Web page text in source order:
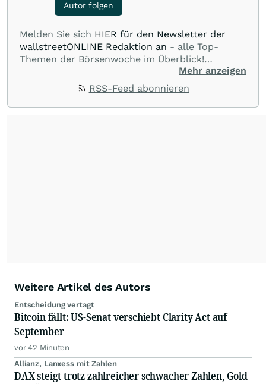
Autor folgen
Melden Sie sich HIER für den Newsletter der
wallstreetONLINE Redaktion an - alle Top-
Themen der Börsenwoche im Überblick!
Verpassen Sie kein wichtiges Anleger-Thema!Für
Beiträge auf diesem journalistischen Channel ist
Redaktion verantwortlich. Die Fachjournalisten
Mehr anzeigen
RSS-Feed abonnieren
Weitere Artikel des Autors
Entscheidung vertagt
Bitcoin fällt: US-Senat verschiebt Clarity Act auf
September
vor 42 Minuten
Allianz, Lanxess mit Zahlen
DAX steigt trotz zahlreicher schwacher Zahlen, Gold